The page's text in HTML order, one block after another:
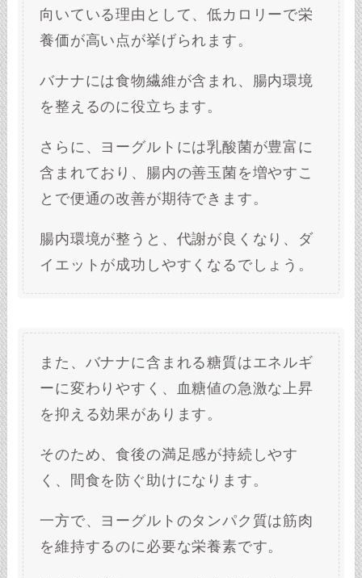
向いている理由として、低カロリーで栄
養価が高い点が挙げられます。
バナナには食物繊維が含まれ、腸内環境
を整えるのに役立ちます。
さらに、ヨーグルトには乳酸菌が豊富に
含まれており、腸内の善玉菌を増やすこ
とで便通の改善が期待できます。
腸内環境が整うと、代謝が良くなり、ダ
イエットが成功しやすくなるでしょう。
また、バナナに含まれる糖質はエネルギ
ーに変わりやすく、血糖値の急激な上昇
を抑える効果があります。
そのため、食後の満足感が持続しやす
く、間食を防ぐ助けになります。
一方で、ヨーグルトのタンパク質は筋肉
を維持するのに必要な栄養素です。